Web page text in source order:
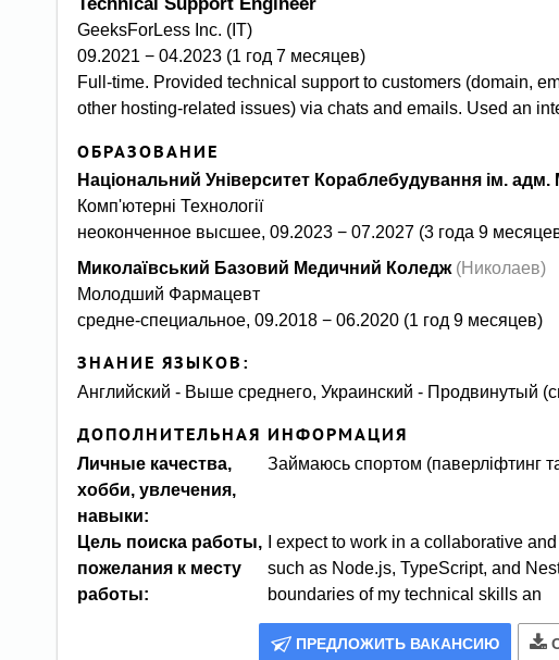
GeeksForLess Inc. (IT)
09.2021 − 04.2023 (1 год 7 месяцев)
Full-time. Provided technical support to customers (domain,
other hosting-related issues) via chats and emails. Used an
ОБРАЗОВАНИЕ
Національний Університет Кораблебудування ім.
Комп'ютерні Технології
неоконченное высшее, 09.2023 − 07.2027 (3 года 9
Миколаївський Базовий Медичний Коледж(Николаев)
Молодший Фармацевт
средне-специальное, 09.2018 − 06.2020 (1 год 9 месяцев)
ЗНАНИЕ ЯЗЫКОВ:
Английский - Выше среднего, Украинский - Продвинутый
ДОПОЛНИТЕЛЬНАЯ ИНФОРМАЦИЯ
Личные качества,
хобби, увлечения,
навыки:
Займаюсь спортом (паверліфтинг
Цель поиска работы,
пожелания к месту
работы:
I expect to work in a collaborative
such as Node.js, TypeScript, and
boundaries of my technical skills an
ПРЕДЛОЖИТЬ ВАКАНСИЮ